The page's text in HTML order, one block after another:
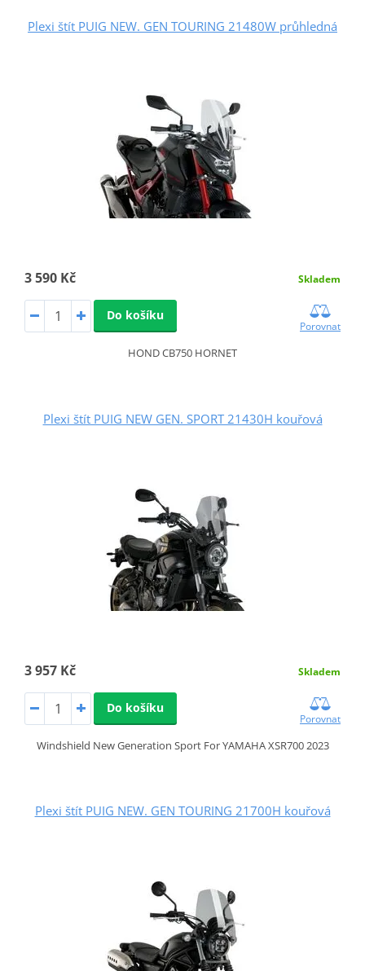
Plexi štít PUIG NEW. GEN TOURING 21480W průhledná
3 590 Kč Skladem
Do košíku
Porovnat
HOND CB750 HORNET
Plexi štít PUIG NEW GEN. SPORT 21430H kouřová
3 957 Kč Skladem
Do košíku
Porovnat
Windshield New Generation Sport For YAMAHA XSR700 2023
Plexi štít PUIG NEW. GEN TOURING 21700H kouřová